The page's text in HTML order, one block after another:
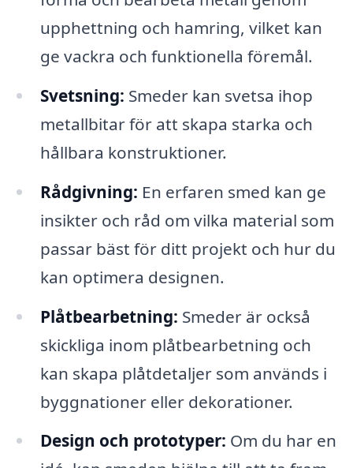
upphettning och hamring, vilket kan
ge vackra och funktionella föremål.
Svetsning: Smeder kan svetsa ihop
metallbitar för att skapa starka och
hållbara konstruktioner.
Rådgivning: En erfaren smed kan ge
insikter och råd om vilka material som
passar bäst för ditt projekt och hur du
kan optimera designen.
Plåtbearbetning: Smeder är också
skickliga inom plåtbearbetning och
kan skapa plåtdetaljer som används i
byggnationer eller dekorationer.
Design och prototyper: Om du har en